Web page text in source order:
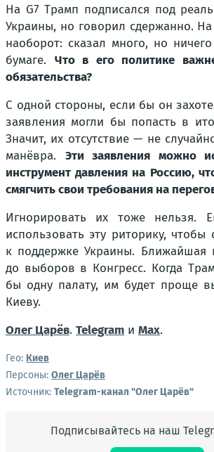
На G7 Трамп подписался под
Украины, но говорил сдержанно.
наоборот: сказал много, но
бумаге. Что в его политике
обязательства?
С одной стороны, если бы он
заявления могли бы попасть в
Значит, их отсутствие — не
манёвра. Эти заявления можно
инструмент давления на Россию,
смягчить свои требования на
Игнорировать их тоже нельзя.
использовать эту риторику, чтобы
к поддержке Украины. Ближайшая
до выборов в Конгресс. Когда
бы одну палату, им будет проще
Киеву.
Олег Царёв. Telegram и Max.
Гео: Киев
Персоны: Олег Царёв
Источник: Telegram-канал "Олег Царёв"
Подписывайтесь на наш